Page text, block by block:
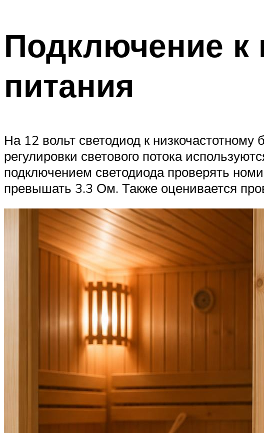
Подключение к
питания
На 12 вольт светодиод к
регулировки светового потока
подключением светодиода проверять
превышать 3.3 Ом. Также оценивается